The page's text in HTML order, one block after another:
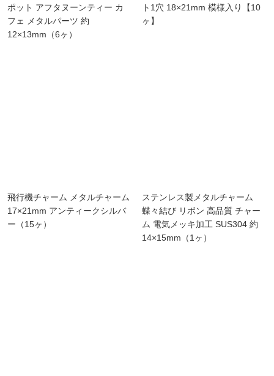
ポット アフタヌーンティー カ
フェ メタルパーツ 約
12×13mm（6ヶ）
ト1穴 18×21mm 模様入り【10
ヶ】
飛行機チャーム メタルチャーム
17×21mm アンティークシルバ
ー（15ヶ）
ステンレス製メタルチャーム
蝶々結び リボン 高品質 チャー
ム 電気メッキ加工 SUS304 約
14×15mm（1ヶ）